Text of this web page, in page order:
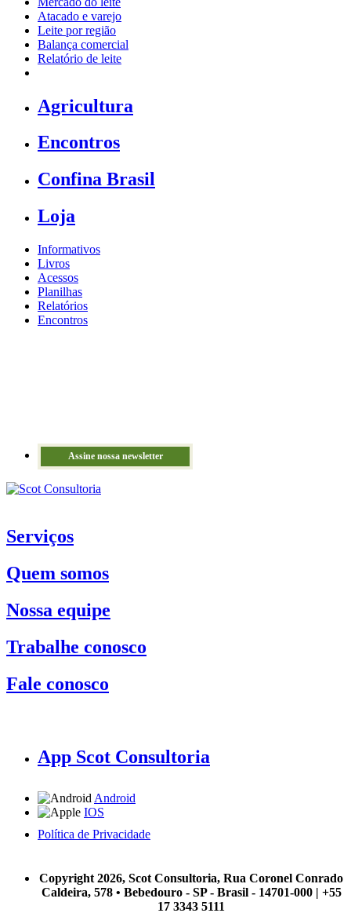
Atacado e varejo
Leite por região
Balança comercial
Relatório de leite
Agricultura
Encontros
Confina Brasil
Loja
Informativos
Livros
Acessos
Planilhas
Relatórios
Encontros
Assine nossa newsletter
Serviços
Quem somos
Nossa equipe
Trabalhe conosco
Fale conosco
App Scot Consultoria
Android
IOS
Política de Privacidade
Copyright 2026, Scot Consultoria, Rua Coronel Conrado
Caldeira, 578 • Bebedouro - SP - Brasil - 14701-000 | +55
17 3343 5111